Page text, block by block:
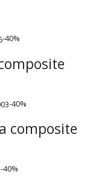
-40%
-40%
composite
-40%